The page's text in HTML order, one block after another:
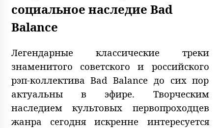
социальное наследие Bad
Balance
Легендарные классические треки
знаменитого советского и российского
рэп-коллектива Bad Balance до сих пор
актуальны в эфире. Творческим
наследием культовых первопроходцев
жанра сегодня искренне интересуется